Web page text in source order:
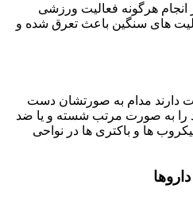
مدت ۲ تا ۳ روز از انجام هرگونه فعالیت ورزشی
های سنگین باعث تعرق شده و
دارند مدام به صورتشان دست
را به صورت مرتب شسته و یا ضد
ها و باکتری ها در نواحی